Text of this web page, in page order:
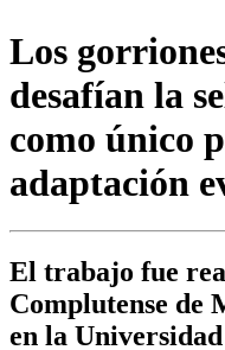
Los
desafían la
como único
adaptación
El trabajo fue
Complutense de
en la